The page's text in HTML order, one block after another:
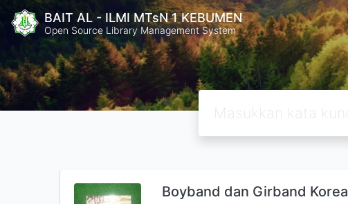
BAIT AL - ILMI MTsN 1 KEBUMEN
Open Source Library Management System
Boyband dan Girband Korea